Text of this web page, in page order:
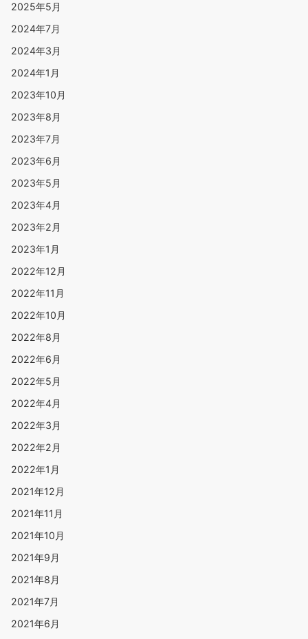
2025年5月
2024年7月
2024年3月
2024年1月
2023年10月
2023年8月
2023年7月
2023年6月
2023年5月
2023年4月
2023年2月
2023年1月
2022年12月
2022年11月
2022年10月
2022年8月
2022年6月
2022年5月
2022年4月
2022年3月
2022年2月
2022年1月
2021年12月
2021年11月
2021年10月
2021年9月
2021年8月
2021年7月
2021年6月